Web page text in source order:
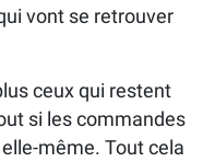
vont se retrouver
ceux qui restent
si les commandes
même. Tout cela